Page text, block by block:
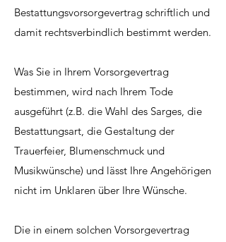
Bestattungsvorsorgevertrag schriftlich und
damit rechtsverbindlich bestimmt werden.
Was Sie in Ihrem Vorsorgevertrag
bestimmen, wird nach Ihrem Tode
ausgeführt (z.B. die Wahl des Sarges, die
Bestattungsart, die Gestaltung der
Trauerfeier, Blumenschmuck und
Musikwünsche) und lässt Ihre Angehörigen
nicht im Unklaren über Ihre Wünsche.
Die in einem solchen Vorsorgevertrag